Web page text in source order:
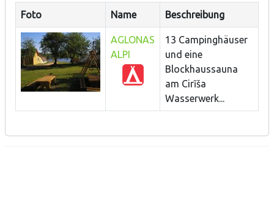
Foto Name Beschreibung
AGLONAS
ALPI
13 Campinghäuser
und eine
Blockhaussauna
am Cirīša
Wasserwerk...